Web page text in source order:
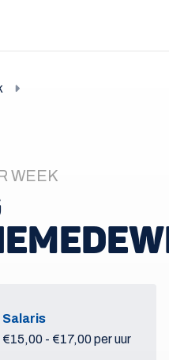
WEEK
Salaris
€15,00 - €17,00 per uur